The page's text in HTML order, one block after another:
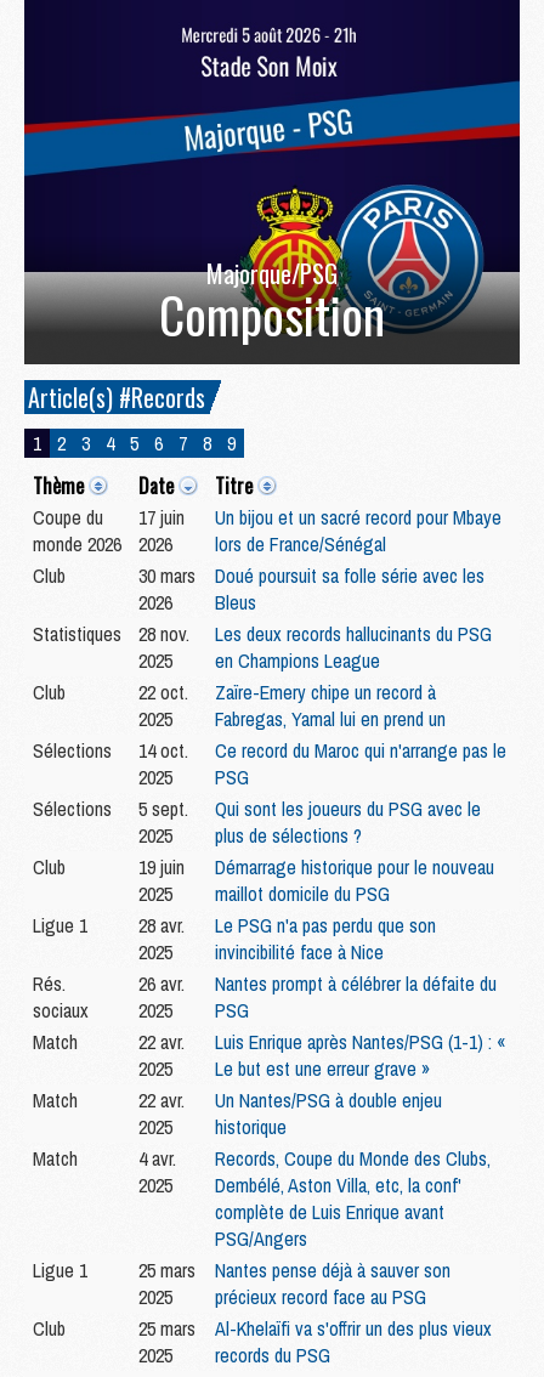
Majorque/PSG
Composition
Article(s) #Records
1 2 3 4 5 6 7 8 9
Thème Date Titre
Coupe du
monde 2026
17 juin
2026
Un bijou et un sacré record pour Mbaye
lors de France/Sénégal
Club
30 mars
2026
Doué poursuit sa folle série avec les
Bleus
Statistiques
28 nov.
2025
Les deux records hallucinants du PSG
en Champions League
Club
22 oct.
2025
Zaïre-Emery chipe un record à
Fabregas, Yamal lui en prend un
Sélections
14 oct.
2025
Ce record du Maroc qui n'arrange pas le
PSG
Sélections
5 sept.
2025
Qui sont les joueurs du PSG avec le
plus de sélections ?
Club
19 juin
2025
Démarrage historique pour le nouveau
maillot domicile du PSG
Ligue 1
28 avr.
2025
Le PSG n'a pas perdu que son
invincibilité face à Nice
Rés.
sociaux
26 avr.
2025
Nantes prompt à célébrer la défaite du
PSG
Match
22 avr.
2025
Luis Enrique après Nantes/PSG (1-1) : «
Le but est une erreur grave »
Match
22 avr.
2025
Un Nantes/PSG à double enjeu
historique
Match
4 avr.
2025
Records, Coupe du Monde des Clubs,
Dembélé, Aston Villa, etc, la conf'
complète de Luis Enrique avant
PSG/Angers
Ligue 1
25 mars
2025
Nantes pense déjà à sauver son
précieux record face au PSG
Club
25 mars
2025
Al-Khelaïfi va s'offrir un des plus vieux
records du PSG